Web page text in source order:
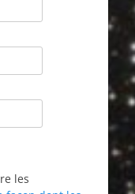
les